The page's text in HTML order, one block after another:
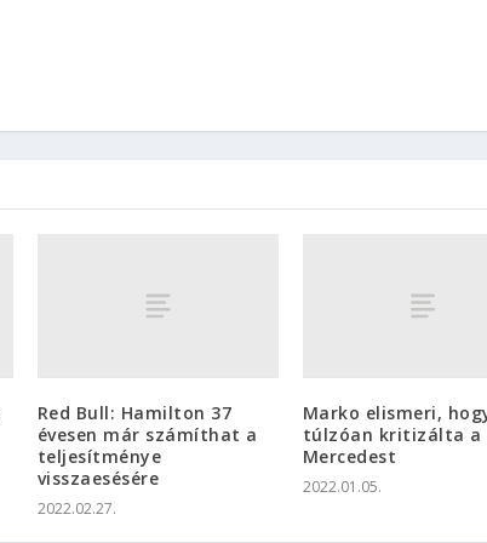
Red Bull: Hamilton 37
évesen már számíthat a
teljesítménye
visszaesésére
2022.02.27.
Marko elismeri,
túlzóan kritizálta a
Mercedest
2022.01.05.